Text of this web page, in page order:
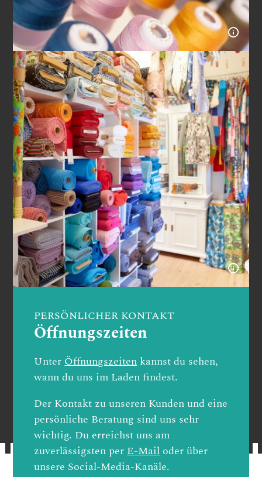
PERSÖNLICHER KONTAKT
Öffnungszeiten
UnterÖffnungszeitenkannst du sehen,
wann du uns im Laden findest.
Der Kontakt zu unseren Kunden und eine
persönliche Beratung sind uns sehr
wichtig. Du erreichst uns am
zuverlässigsten perE-Mailoder über
unsere Social-Media-Kanäle.